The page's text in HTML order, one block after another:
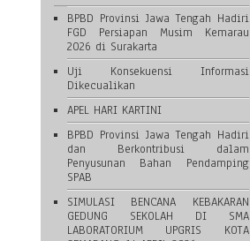
BPBD Provinsi Jawa Tengah Hadiri
FGD Persiapan Musim Kemarau
2026 di Surakarta
Uji Konsekuensi Informasi
Dikecualikan
APEL HARI KARTINI
BPBD Provinsi Jawa Tengah Hadiri
dan Berkontribusi dalam
Penyusunan Bahan Pendamping
SPAB
SIMULASI BENCANA KEBAKARAN
GEDUNG SEKOLAH DI SMA
LABORATORIUM UPGRIS KOTA